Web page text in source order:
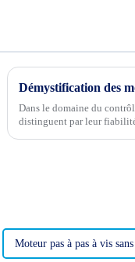
Dans le domaine du
distinguent par leur
Moteur pas à pas à vis